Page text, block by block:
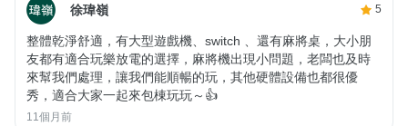
徐瑋嶺 5
整體乾淨舒適，有大型遊戲機、switch 、還有麻將桌，大小朋
友都有適合玩樂放電的選擇，麻將機出現小問題，老闆也及時
來幫我們處理，讓我們能順暢的玩，其他硬體設備也都很優
秀，適合大家一起來包棟玩玩～👍
11個月前